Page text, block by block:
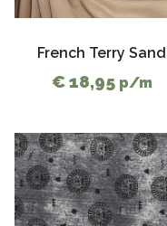
French Terry Sand
€ 18,95 p/m